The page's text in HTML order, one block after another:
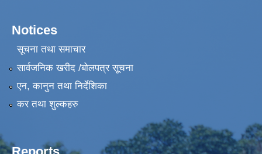
Notices
सूचना तथा समाचार
सार्वजनिक खरीद /बोलपत्र सूचना
एन, कानुन तथा निर्देशिका
कर तथा शुल्कहरु